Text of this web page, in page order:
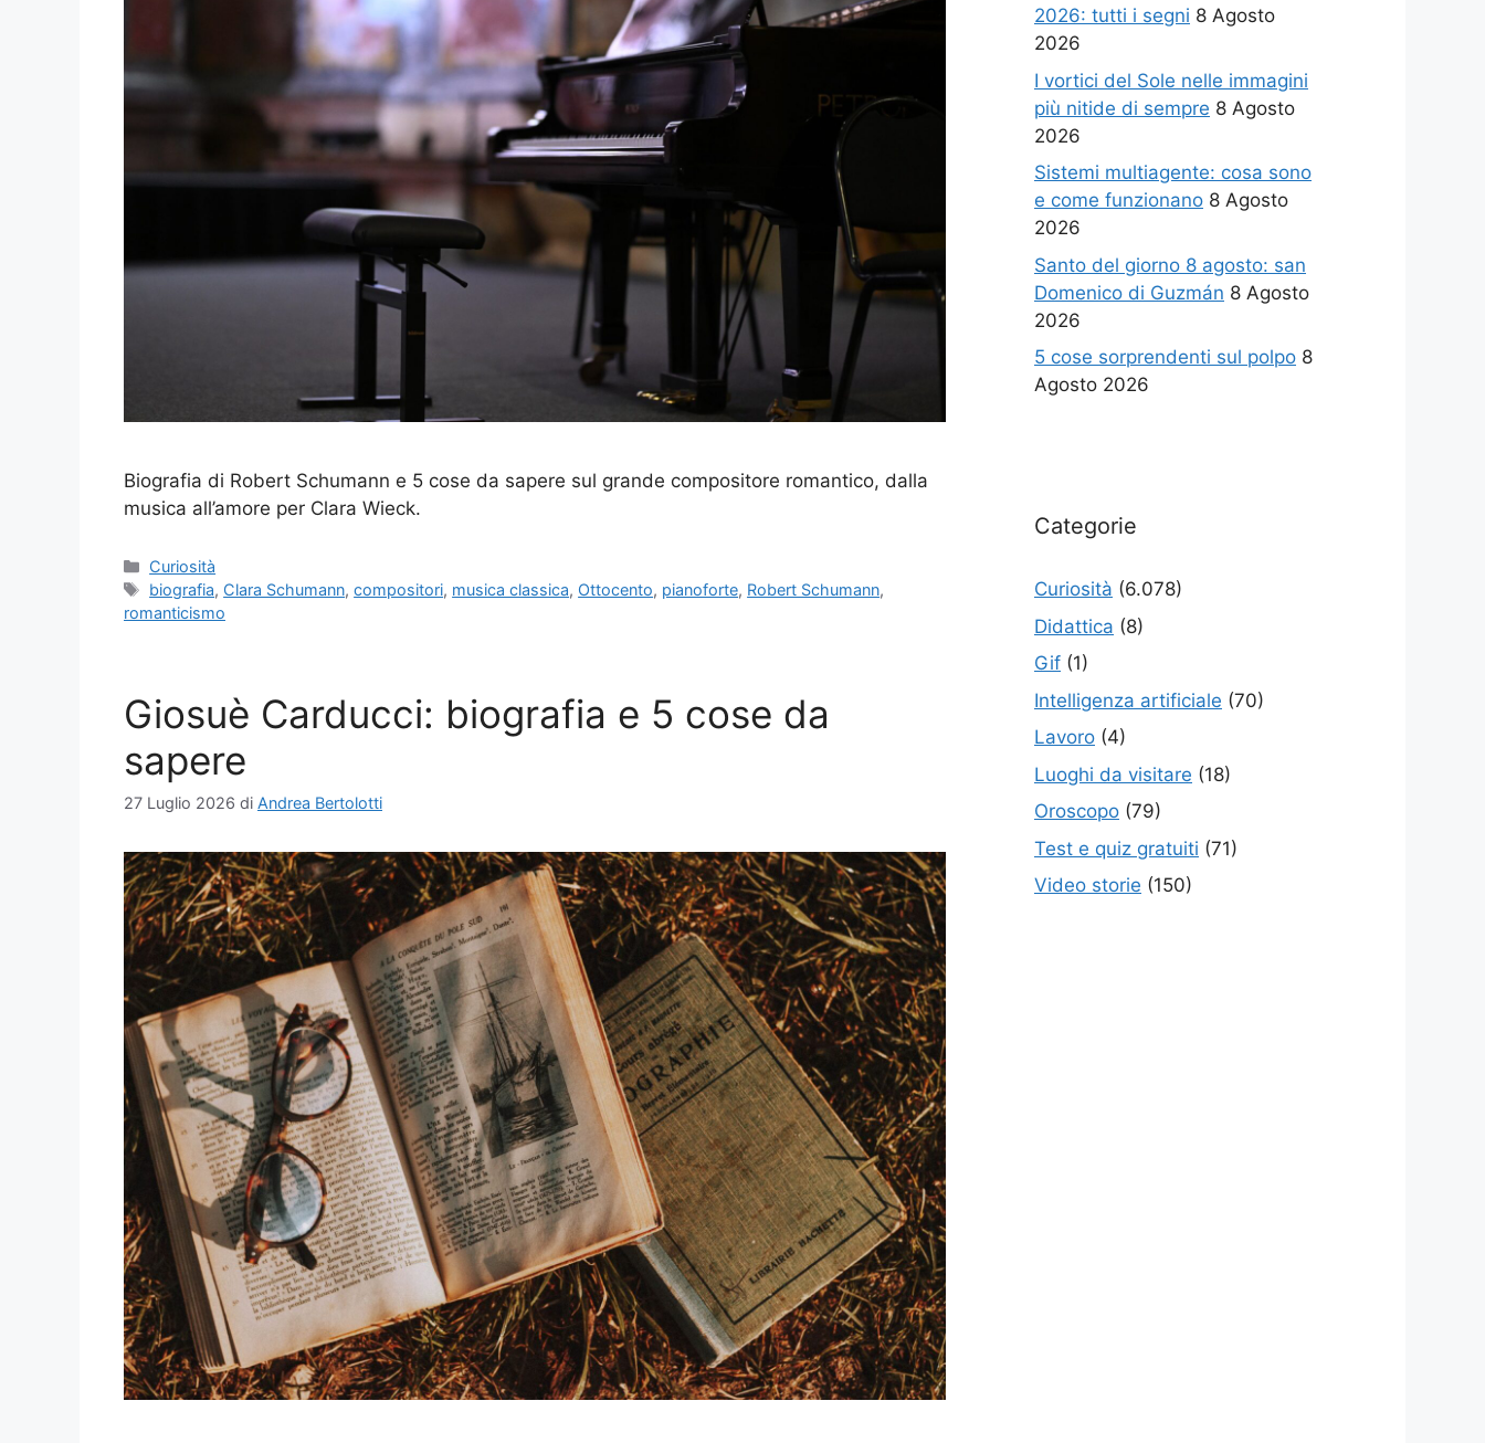
Biografia di Robert Schumann e 5 cose da sapere sul grande compositore romantico, dalla
musica all’amore per Clara Wieck.
Categorie
Curiosità
Tag
biografia, Clara Schumann,compositori, musica classica, Ottocento, pianoforte, Robert Schumann,
romanticismo
Giosuè Carducci: biografia e 5 cose da
sapere
27 Luglio 2026 di Andrea Bertolotti
2026: tutti i segni 8 Agosto
2026
I vortici del Sole nelle immagini
più nitide di sempre 8 Agosto
2026
Sistemi multiagente: cosa sono
e come funzionano 8 Agosto
2026
Santo del giorno 8 agosto: san
Domenico di Guzmán 8 Agosto
2026
5 cose sorprendenti sul polpo 8
Agosto 2026
Categorie
Curiosità (6.078)
Didattica (8)
Gif (1)
Intelligenza artificiale (70)
Lavoro (4)
Luoghi da visitare (18)
Oroscopo (79)
Test e quiz gratuiti (71)
Video storie (150)